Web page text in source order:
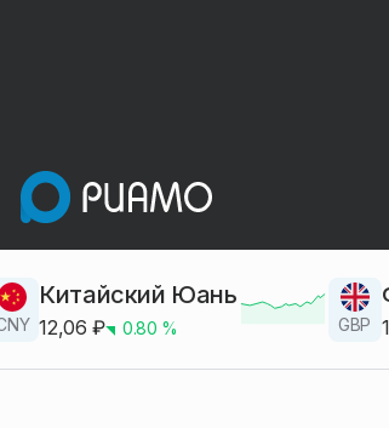
Китайский Юань
12,06 ₽ 0.80 % GBP